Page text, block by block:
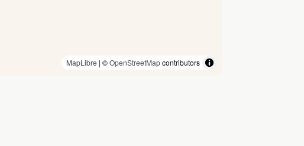
MapLibre | ©OpenStreetMapcontributors